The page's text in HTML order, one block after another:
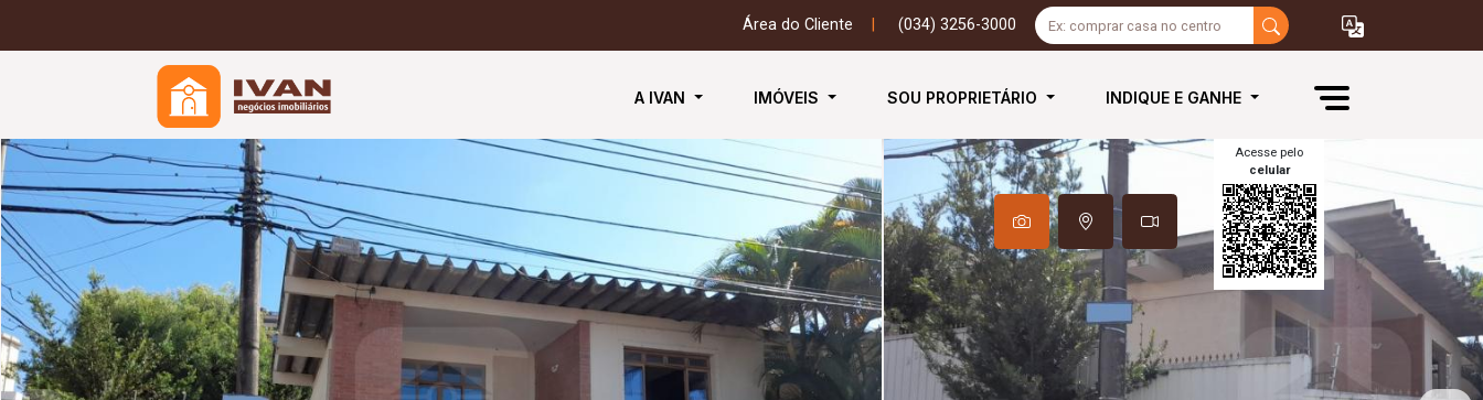
Área do Cliente (034) 3256-3000
A IVAN IMÓVEIS SOU PROPRIETÁRIO INDIQUE E GANHE
Acesse pelo
celular